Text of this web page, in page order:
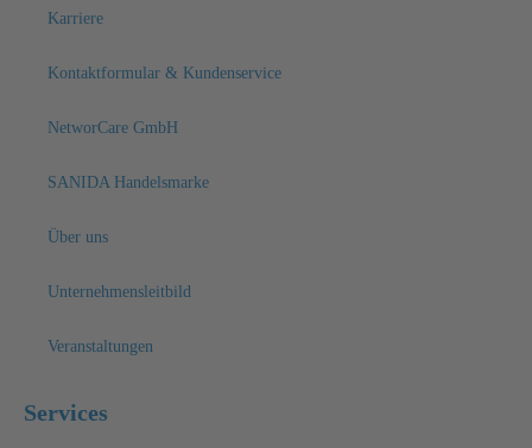
Karriere
Kontaktformular & Kundenservice
NetworCare GmbH
SANIDA Handelsmarke
Über uns
Unternehmensleitbild
Veranstaltungen
Services